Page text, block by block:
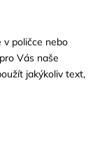
v poličce nebo
Vás naše
jakýkoliv text,